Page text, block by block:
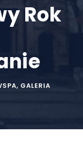
Rok
, GALERIA